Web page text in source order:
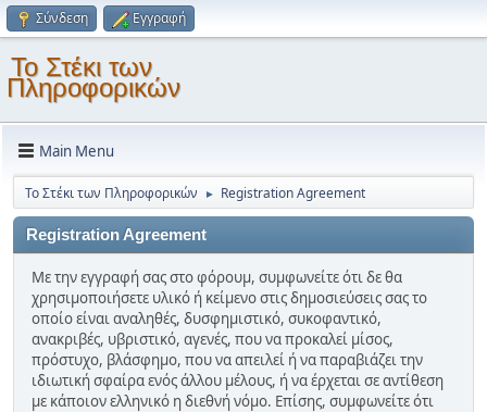
Σύνδεση Εγγραφή
Το Στέκι των
Πληροφορικών
Main Menu
Το Στέκι των Πληροφορικών ► Registration Agreement
Registration Agreement
Με την εγγραφή σας στο φόρουμ, συμφωνείτε ότι δε θα
χρησιμοποιήσετε υλικό ή κείμενο στις δημοσιεύσεις σας το
οποίο είναι αναληθές, δυσφημιστικό, συκοφαντικό,
ανακριβές, υβριστικό, αγενές, που να προκαλεί μίσος,
πρόστυχο, βλάσφημο, που να απειλεί ή να παραβιάζει την
ιδιωτική σφαίρα ενός άλλου μέλους, ή να έρχεται σε αντίθεση
με κάποιον ελληνικό η διεθνή νόμο. Επίσης, συμφωνείτε ότι